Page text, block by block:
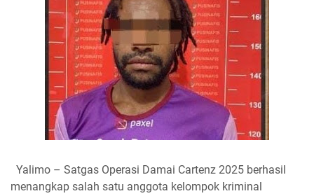
Yalimo – Satgas Operasi Damai Cartenz 2025 berhasil
menangkap salah satu anggota kelompok kriminal